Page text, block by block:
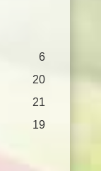
6
20
21
19